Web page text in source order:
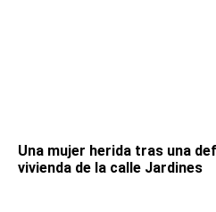
Una mujer herida tras una
vivienda de la calle Jardines